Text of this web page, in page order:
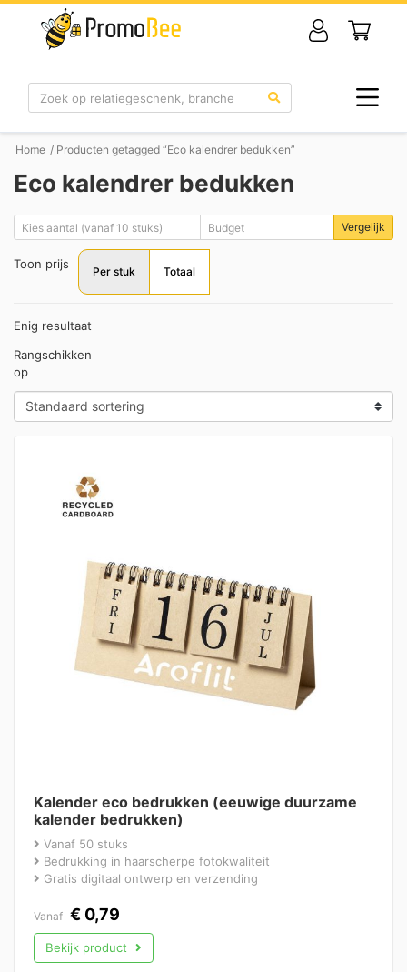
Zoek
Home / Producten getagged “Eco kalendrer bedukken”
Eco kalendrer bedukken
Vergelijk
Toon prijs
Per stuk Totaal
Enig resultaat
Rangschikken
op
Kalender eco bedrukken (eeuwige duurzame
kalender bedrukken)
Vanaf 50 stuks
Bedrukking in haarscherpe fotokwaliteit
Gratis digitaal ontwerp en verzending
Vanaf € 0,79
Bekijk product